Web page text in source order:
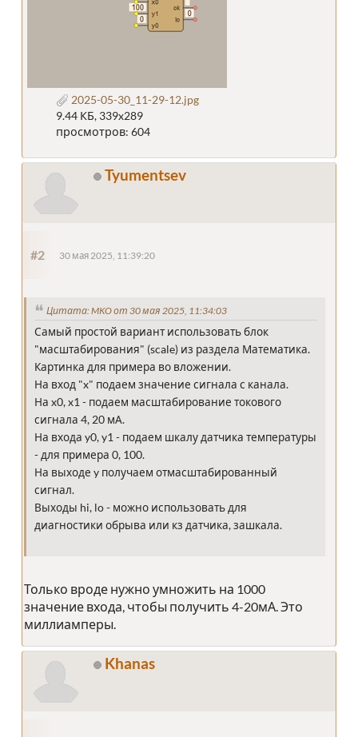
2025-05-30_11-29-12.jpg
9.44 КБ, 339x289
просмотров: 604
Tyumentsev
#2 30 мая 2025, 11:39:20
Цитата: MKO от 30 мая 2025, 11:34:03
Самый простой вариант использовать блок
"масштабирования" (scale) из раздела Математика.
Картинка для примера во вложении.
На вход "x" подаем значение сигнала с канала.
На x0, x1 - подаем масштабирование токового
сигнала 4, 20 мА.
На входа y0, y1 - подаем шкалу датчика температуры
- для примера 0, 100.
На выходе y получаем отмасштабированный
сигнал.
Выходы hi, lo - можно использовать для
диагностики обрыва или кз датчика, зашкала.
Только вроде нужно умножить на 1000
значение входа, чтобы получить 4-20мА. Это
миллиамперы.
Khanas